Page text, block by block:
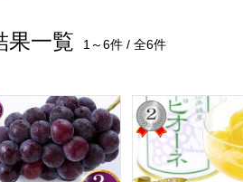
果一覧 1～6件 / 全6件